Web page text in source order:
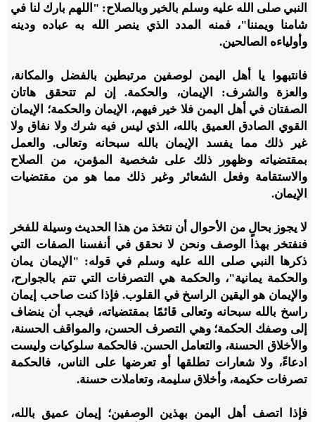
النبي صلى الله عليه وسلم بالخير وبالصلاح: "اللهم بارك لنا في
شامنا ويمننا"، فمنه المدد الذي ينصر الله به عباده ودينه
وأولياءه الصالحين.
فانتبهوا يا أهل اليمن لوصفين مرتبطين بالفضل والمكانة،
والعزة والشرف: الإيمان، والحكمة. إن لم تتحقق هاتان
الصفتان في أهل اليمن فلا خير فيهم، الإيمان والحكمة؛ الإيمان
القوي الصادق العميق بالله، الذي ليس فيه شرك ولا نفاق ولا
غير ذلك مما يفسد الإيمان بالله سبحانه وتعالى. والعمل
بمقتضياته وظهور ذلك على شخصية المؤمن، من الصلاح
والاستقامة وفعل الشعائر وغير ذلك مما هو من مقتضيات
الإيمان.
لا يجوز بحالٍ من الأحوال أن نتخذ من هذا الحديث وسيلة للفخر
فنفتخر بهذا الوصف ونحن لا نحقق في أنفسنا الصفات التي
ذكرها النبي صلى الله عليه وسلم في قوله: "الإيمان يمان
والحكمة يمانية"، والحكمة هي التصرفات التي تتم بالجوارح،
والإيمان هو اليقين الراسخ في القلوب. فإذا كنت صاحب إيمان
راسخ بالله سبحانه وتعالى قائمًا بمقتضياته، فيجب أن ينضاف
إلى وصفك الحكمة؛ وهي التصرف الحسن، والمواقف الحسنة،
والأخلاق الحسنة، والتعامل الحسن. فالحكمة سلوكيات وليست
ادعاءً، ولا شعارات تطلقها أو تعرضها على الناس، فالحكمة
تصرفات حكيمة، وأخلاق سليمة، وتعاملات حسنة.
فإذا اتصف أهل اليمن بهذين الوصفين؛ إيمان عميق بالله،